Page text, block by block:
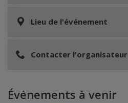
Lieu de l'événement
Contacter l'organisateur
Événements à venir